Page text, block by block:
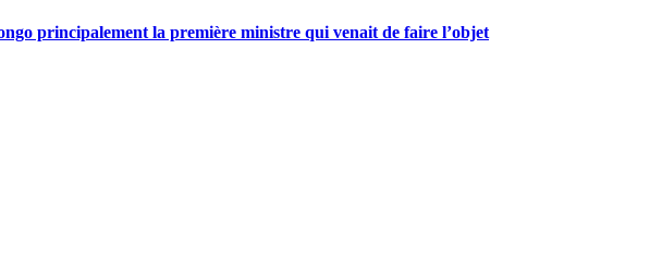
principalement la première ministre qui venait de faire l’objet